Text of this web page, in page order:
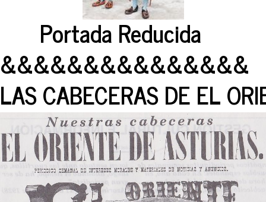
Portada Reducida
&&&&&&&&&&&&&&&
LAS CABECERAS DE EL